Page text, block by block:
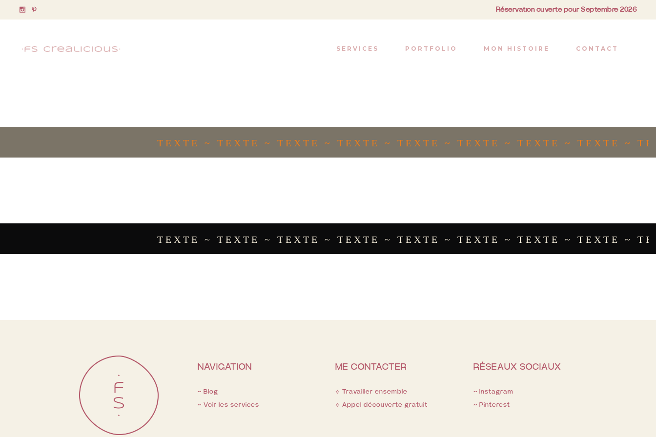
Réservation ouverte pour Septembre 2026
SERVICES PORTFOLIO MON HISTOIRE CONTACT
TEXTE ~ TEXTE ~ TEXTE ~ TEXTE ~ TEXTE ~ TEXTE ~ TEXTE ~ TEXTE ~
TEXTE ~ TEXTE ~ TEXTE ~ TEXTE ~ TEXTE ~ TEXTE ~ TEXTE ~ TEXTE ~
NAVIGATION
~ Blog
~ Voir les services
ME CONTACTER
⟡ Travailler ensemble
⟡ Appel découverte gratuit
RÉSEAUX SOCIAUX
~ Instagram
~ Pinterest